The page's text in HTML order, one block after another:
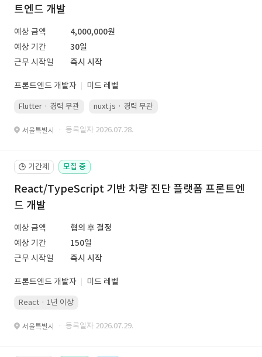
트엔드 개발
예상 금액
4,000,000원
예상 기간
30일
근무 시작일
즉시 시작
프론트엔드 개발자 미드 레벨
Flutter · 경력 무관 nuxt.js · 경력 무관
서울특별시 · 등록일자 2026.07.28.
🕒 기간제 모집 중
React/TypeScript 기반 차량 진단 플랫폼 프론트엔
드 개발
예상 금액
협의 후 결정
예상 기간
150일
근무 시작일
즉시 시작
프론트엔드 개발자 미드 레벨
React · 1년 이상
서울특별시 · 등록일자 2026.07.29.